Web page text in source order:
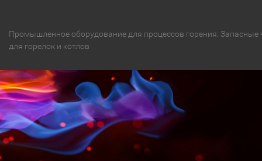
Промышленное оборудование для процессов горения. Запасные
для горелок и котлов